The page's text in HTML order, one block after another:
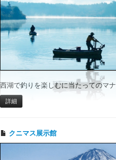
西湖で釣りを楽しむに当たってのマ
詳細
クニマス展示館